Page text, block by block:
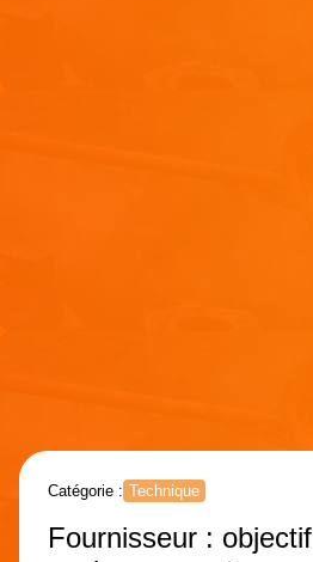
Catégorie : Technique
Fournisseur : objectif